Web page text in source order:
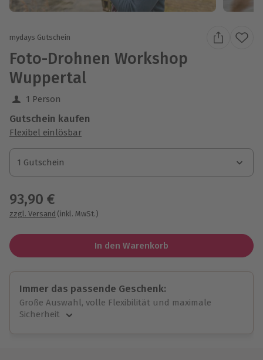
mydays Gutschein
Foto-Drohnen Workshop
Wuppertal
1 Person
Gutschein kaufen
Flexibel einlösbar
1 Gutschein
1 Gutschein
1 Gutschein
93,90 €
zzgl. Versand (inkl. MwSt.)
In den Warenkorb
Immer das passende Geschenk:
Große Auswahl, volle Flexibilität und maximale
Sicherheit